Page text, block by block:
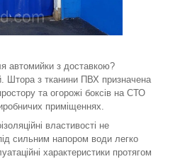
автомийки з доставкою?
Штора з тканини ПВХ призначена
та огорожі боксів на СТО
приміщеннях.
властивості не
сильним напором води легко
характеристики протягом